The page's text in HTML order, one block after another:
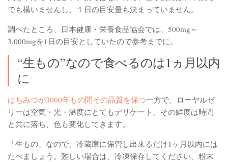
でも構いませんし、１日の目安量も決まっていません。
調べたところ、日本健康・栄養食品協会では、500mg～
3,000mgを1日の目安としていたので参考までに。
“生もの”なので食べるのは1ヵ月以内
に
はちみつが3000年もの間その品質を保つ一方で、ローヤルゼ
リーは空気・光・温度にとてもデリケート。その鮮度は時間
と共に落ち、色も変化してきます。
「生もの」なので、冷蔵庫に保管し出来るだけ1ヶ月以内には
たべましょう。難しい場合は、冷凍保存してください。粉末